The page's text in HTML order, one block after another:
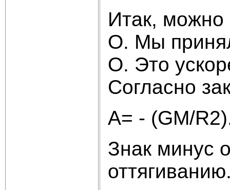
Итак, можно
О. Мы
О. Это
Согласно
A= -
Знак минус